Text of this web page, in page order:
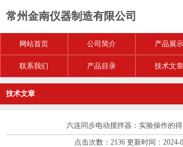
常州金南仪器制造有限公司
网站首页 公司简介 产品展示
联系我们 产品目录 技术文章
技术文章
六连同步电动搅拌器：实验操作的
点击次数：2136 更新时间：2024-